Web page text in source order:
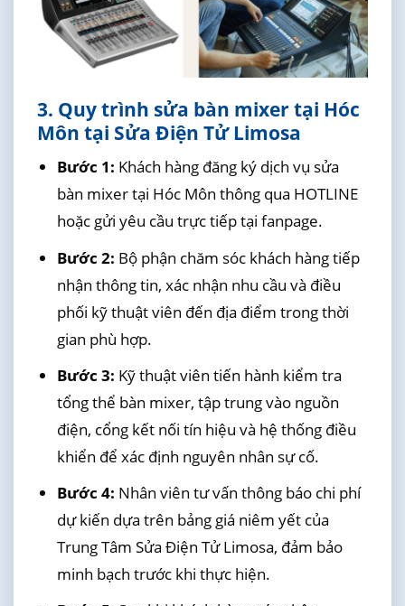
3. Quy trình sửa bàn mixer tại Hóc
Môn tại Sửa Điện Tử Limosa
Bước 1: Khách hàng đăng ký dịch vụ sửa
bàn mixer tại Hóc Môn thông qua HOTLINE
hoặc gửi yêu cầu trực tiếp tại fanpage.
Bước 2: Bộ phận chăm sóc khách hàng tiếp
nhận thông tin, xác nhận nhu cầu và điều
phối kỹ thuật viên đến địa điểm trong thời
gian phù hợp.
Bước 3: Kỹ thuật viên tiến hành kiểm tra
tổng thể bàn mixer, tập trung vào nguồn
điện, cổng kết nối tín hiệu và hệ thống điều
khiển để xác định nguyên nhân sự cố.
Bước 4: Nhân viên tư vấn thông báo chi phí
dự kiến dựa trên bảng giá niêm yết của
Trung Tâm Sửa Điện Tử Limosa, đảm bảo
minh bạch trước khi thực hiện.